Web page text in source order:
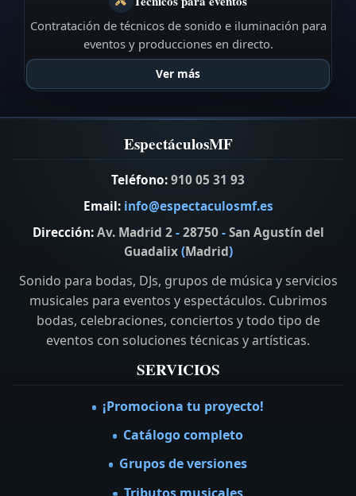
Contratación de técnicos de sonido e iluminación para
eventos y producciones en directo.
Ver más
EspectáculosMF
Teléfono:910 05 31 93
Email: info@espectaculosmf.es
Dirección:Av. Madrid 2-28750-San Agustín del
Guadalix(Madrid)
Sonido para bodas, DJs, grupos de música y servicios
musicales para eventos y espectáculos. Cubrimos
bodas, celebraciones, conciertos y todo tipo de
eventos con soluciones técnicas y artísticas.
SERVICIOS
¡Promociona tu proyecto!
Catálogo completo
Grupos de versiones